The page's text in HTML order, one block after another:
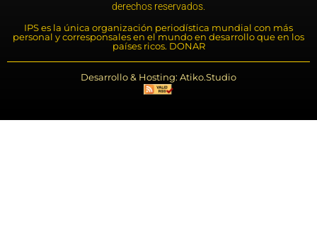
derechos reservados.
IPS es la única organización periodística mundial con más
personal y corresponsales en el mundo en desarrollo que en los
países ricos. DONAR
Desarrollo & Hosting: Atiko.Studio